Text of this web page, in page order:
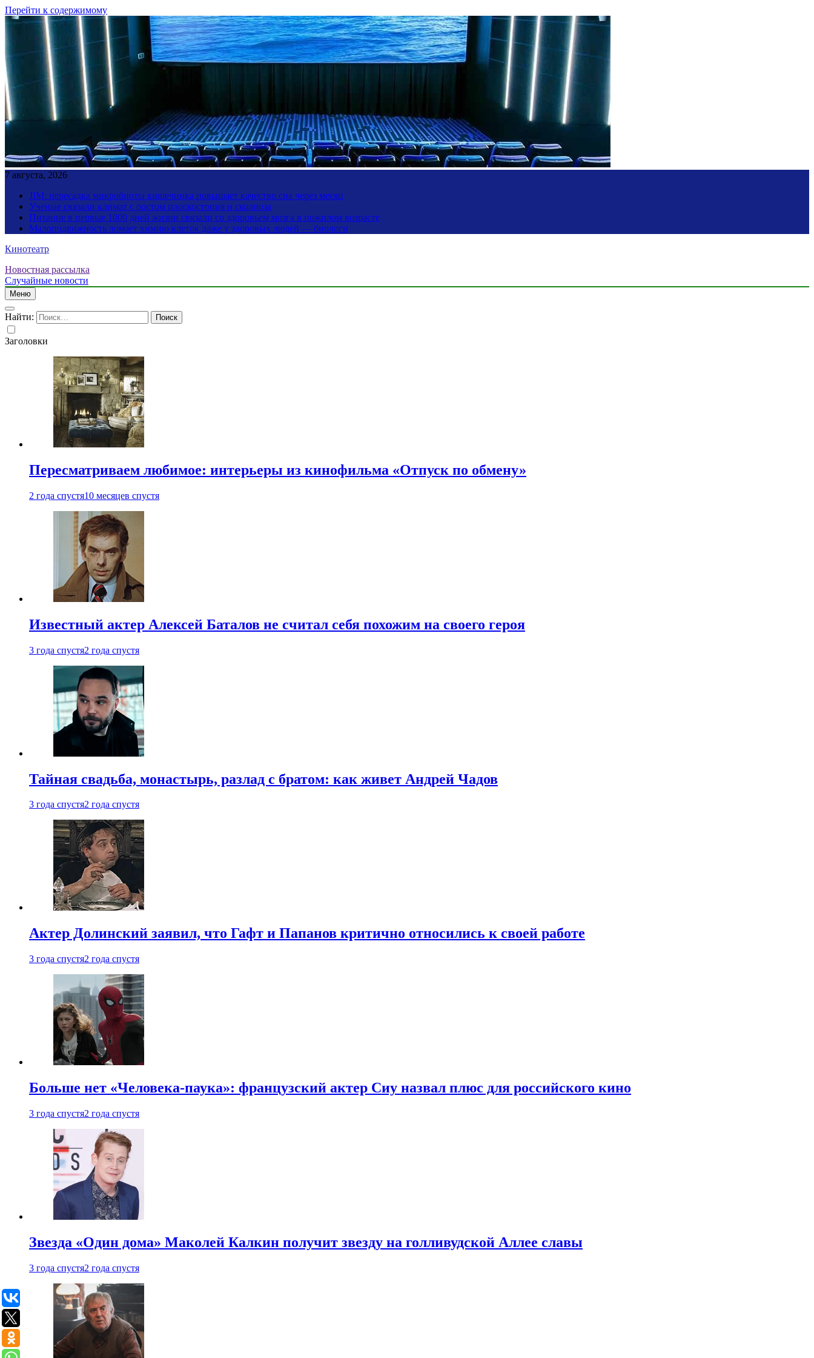
Перейти к содержимому
7 августа, 2026
JIM: пересадка микробиоты кишечника повышает качество сна через месяц
Ученые связали климат с ростом плоскостопия и сколиоза
Питание в первые 1000 дней жизни связали со здоровьем мозга в пожилом возрасте
Малоподвижность ломает химию клеток даже у здоровых людей — биологи
Кинотеатр
Новостная рассылка
Случайные новости
Меню
Найти:
Заголовки
Пересматриваем любимое: интерьеры из кинофильма «Отпуск по обмену»
2 года спустя10 месяцев спустя
Известный актер Алексей Баталов не считал себя похожим на своего героя
3 года спустя2 года спустя
Тайная свадьба, монастырь, разлад с братом: как живет Андрей Чадов
3 года спустя2 года спустя
Актер Долинский заявил, что Гафт и Папанов критично относились к своей работе
3 года спустя2 года спустя
Больше нет «Человека-паука»: французский актер Сиу назвал плюс для российского кино
3 года спустя2 года спустя
Звезда «Один дома» Маколей Калкин получит звезду на голливудской Аллее славы
3 года спустя2 года спустя